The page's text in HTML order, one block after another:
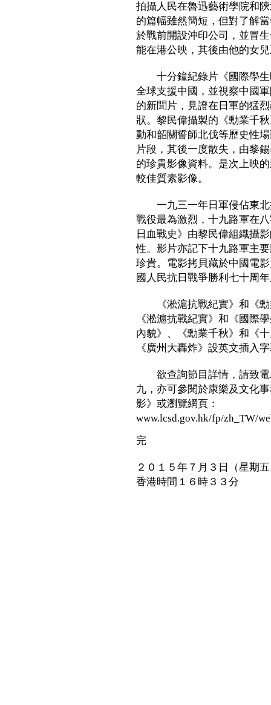
拍攝人民在魯迅藝術學院和
的篇幅雖然簡短，但對了解
於戰前開設沖印公司，並冒
能在港公映，其後由他的女
十分鐘紀錄片《國際學生
全球支援中國，並視察中國
的新聞片，見證在日軍的猛
狀。黎民偉攝製的《勳業千
動和韶關誓師北伐等歷史性
片段，其後一度散失，由黎
的珍貴影像資料。是次上映
較佳質素影像。
一九三一年日軍侵佔東北
戰役最為激烈，十九路軍在
日血戰史》由黎民偉組織攝
性。影片亦記下十九路軍主
珍貴。電影拷貝藏於中國電
國人民抗日戰爭勝利七十周
《淞滬抗戰紀實》和《勳
《淞滬抗戰紀實》和《國際
內貌》、《勳業千秋》和《
《廣州大轟炸》設英文插入
欲查詢節目詳情，請致
九，亦可參閱於康樂及文化
影》或瀏覽網頁：
www.lcsd.gov.hk/fp/zh_TW/
完
２０１５年７月３日（星期
香港時間１６時３３分